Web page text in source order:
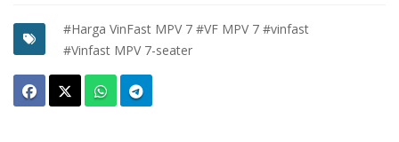
#Harga VinFast MPV 7 #VF MPV 7 #vinfast
#Vinfast MPV 7-seater